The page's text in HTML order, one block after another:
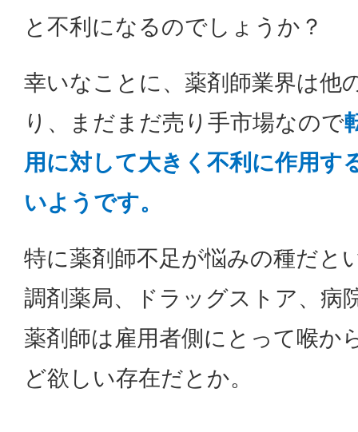
と不利になるのでしょうか？
幸いなことに、薬剤師業界は他
り、まだまだ売り手市場なので
用に対して大きく不利に作用す
いようです。
特に薬剤師不足が悩みの種だと
調剤薬局、ドラッグストア、病
薬剤師は雇用者側にとって喉か
ど欲しい存在だとか。